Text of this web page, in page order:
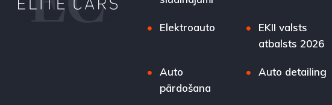
Elektroauto
EKII valsts
atbalsts 2026
Auto
pārdošana
Auto detailing